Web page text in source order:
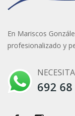
En Mariscos
profesionalizado y
692